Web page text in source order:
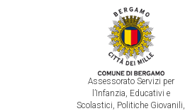
Assessorato Servizi per
l’Infanzia, Educativi e
Scolastici, Politiche Giovanili,